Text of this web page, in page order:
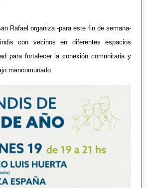
Rafael organiza -para este fin de semana-
con vecinos en diferentes espacios
para fortalecer la conexión comunitaria y
mancomunado.